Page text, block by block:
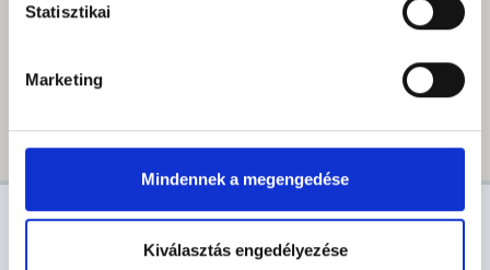
Statisztikai
Marketing
Mindennek a megengedése
Kiválasztás engedélyezése
AKTUÁLIS